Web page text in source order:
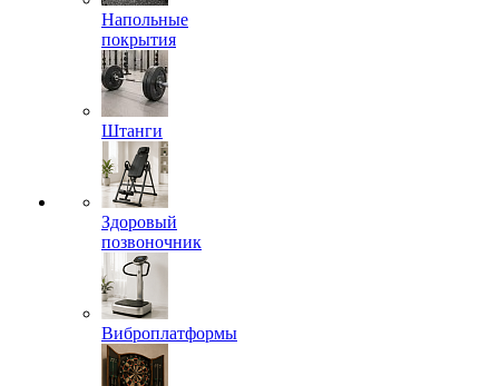
Напольные
покрытия
Штанги
Здоровый
позвоночник
Виброплатформы